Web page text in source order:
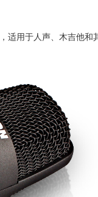
适用于人声、木吉他和